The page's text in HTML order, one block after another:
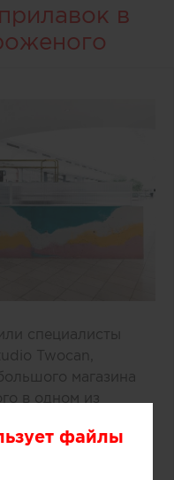
в
специалисты
Twocan,
магазина
в одном из
(Австралия).
стойки лежит
файлы